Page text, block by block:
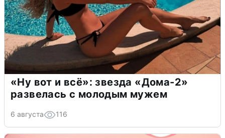
«Ну вот и всё»: звезда «Дома-2»
развелась с молодым мужем
6 августа 116